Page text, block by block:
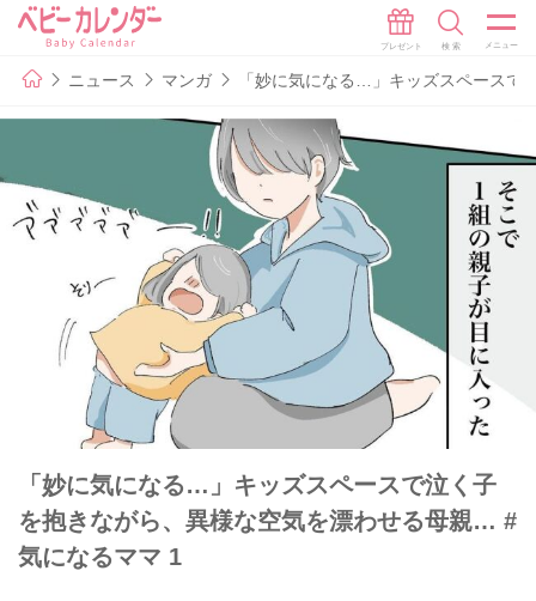
ニュース マンガ 「妙に気になる…」キッズスペース
「妙に気になる…」キッズスペースで泣く子
を抱きながら、異様な空気を漂わせる母親… #
気になるママ 1